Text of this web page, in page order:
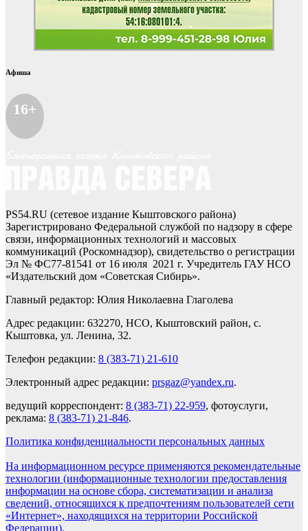
Афиша
16+
PS54.RU (сетевое издание Кыштовского района)
Зарегистрировано Федеральной службой по надзору в сфере
связи, информационных технологий и массовых
коммуникаций (Роскомнадзор), свидетельство о регистрации
Эл № ФС77-81541 от 16 июля 2021 г. Учредитель ГАУ НСО
«Издательский дом «Советская Сибирь».
Главный редактор: Юлия Николаевна Глаголева
Адрес редакции: 632270, НСО, Кыштовский район, с.
Кыштовка, ул. Ленина, 32.
Телефон редакции: 8 (383-71) 21-610
Электронный адрес редакции: prsgaz@yandex.ru.
ведущий корреспондент: 8 (383-71) 22-959, фотоуслуги,
реклама: 8 (383-71) 21-846.
Политика конфиденциальности персональных данных
На информационном ресурсе применяются рекомендательные
технологии (информационные технологии предоставления
информации на основе сбора, систематизации и анализа
сведений, относящихся к предпочтениям пользователей сети
«Интернет», находящихся на территории Российской
Федерации).